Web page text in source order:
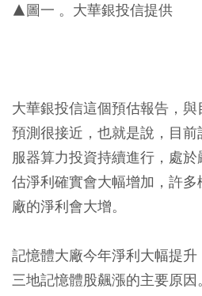
▲圖一 。大華銀投信提供
大華銀投信這個預估報告，
預測很接近，也就是說，目
服器算力投資持續進行，處
估淨利確實會大幅增加，許
廠的淨利會大增。
記憶體大廠今年淨利大幅提
三地記憶體股飆漲的主要原